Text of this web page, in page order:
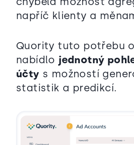
napříč klienty a
Quority tuto potřebu
nabídlo jednotný
účty s možností
statistik a predikcí.